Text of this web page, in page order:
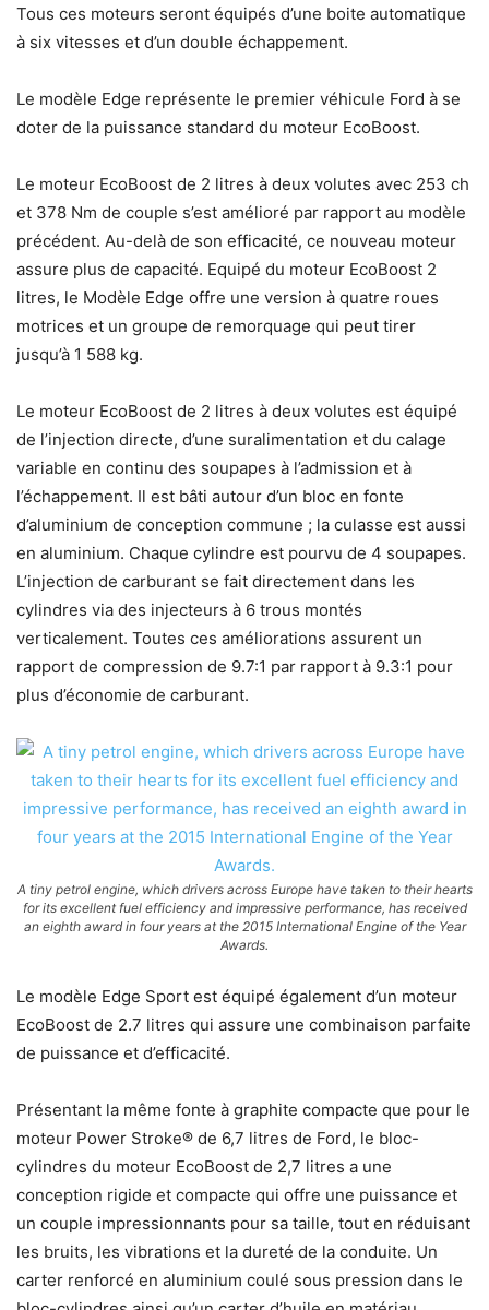
Tous ces moteurs seront équipés d’une boite automatique
à six vitesses et d’un double échappement.
Le modèle Edge représente le premier véhicule Ford à se
doter de la puissance standard du moteur EcoBoost.
Le moteur EcoBoost de 2 litres à deux volutes avec 253 ch
et 378 Nm de couple s’est amélioré par rapport au modèle
précédent. Au-delà de son efficacité, ce nouveau moteur
assure plus de capacité. Equipé du moteur EcoBoost 2
litres, le Modèle Edge offre une version à quatre roues
motrices et un groupe de remorquage qui peut tirer
jusqu’à 1 588 kg.
Le moteur EcoBoost de 2 litres à deux volutes est équipé
de l’injection directe, d’une suralimentation et du calage
variable en continu des soupapes à l’admission et à
l’échappement. Il est bâti autour d’un bloc en fonte
d’aluminium de conception commune ; la culasse est aussi
en aluminium. Chaque cylindre est pourvu de 4 soupapes.
L’injection de carburant se fait directement dans les
cylindres via des injecteurs à 6 trous montés
verticalement. Toutes ces améliorations assurent un
rapport de compression de 9.7:1 par rapport à 9.3:1 pour
plus d’économie de carburant.
A tiny petrol engine, which drivers across Europe have taken to their hearts
for its excellent fuel efficiency and impressive performance, has received
an eighth award in four years at the 2015 International Engine of the Year
Awards.
Le modèle Edge Sport est équipé également d’un moteur
EcoBoost de 2.7 litres qui assure une combinaison parfaite
de puissance et d’efficacité.
Présentant la même fonte à graphite compacte que pour le
moteur Power Stroke® de 6,7 litres de Ford, le bloc-
cylindres du moteur EcoBoost de 2,7 litres a une
conception rigide et compacte qui offre une puissance et
un couple impressionnants pour sa taille, tout en réduisant
les bruits, les vibrations et la dureté de la conduite. Un
carter renforcé en aluminium coulé sous pression dans le